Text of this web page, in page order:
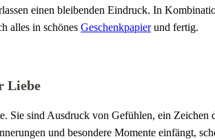
einen bleibenden Eindruck. In
alles in schönes Geschenkpapierund fertig.
Liebe
Sie sind Ausdruck von Gefühlen, ein
und besondere Momente einfängt,